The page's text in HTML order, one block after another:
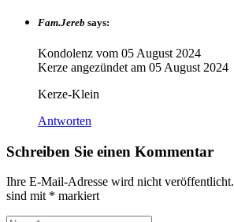
Fam.Jereb says:
Kondolenz vom 05 August 2024
Kerze angezündet am 05 August 2024
Kerze-Klein
Antworten
Schreiben Sie einen Kommentar
Ihre E-Mail-Adresse wird nicht veröffentlicht.
sind mit * markiert